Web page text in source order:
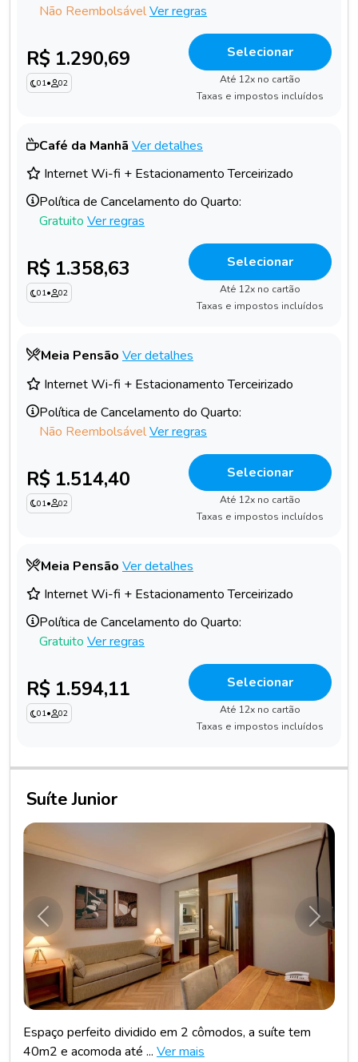
Não ReembolsávelVer regras
R$ 1.290,69
01• 02
Selecionar
Até 12x no cartão
Taxas e impostos incluídos
Café da Manhã Ver detalhes
Internet Wi-fi + Estacionamento Terceirizado
Política de Cancelamento do Quarto:
Gratuito Ver regras
R$ 1.358,63
01• 02
Selecionar
Até 12x no cartão
Taxas e impostos incluídos
Meia Pensão Ver detalhes
Internet Wi-fi + Estacionamento Terceirizado
Política de Cancelamento do Quarto:
Não ReembolsávelVer regras
R$ 1.514,40
01• 02
Selecionar
Até 12x no cartão
Taxas e impostos incluídos
Meia Pensão Ver detalhes
Internet Wi-fi + Estacionamento Terceirizado
Política de Cancelamento do Quarto:
Gratuito Ver regras
R$ 1.594,11
01• 02
Selecionar
Até 12x no cartão
Taxas e impostos incluídos
Suíte Junior
Anterior
Espaço perfeito dividido em 2 cômodos, a suíte tem
40m2 e acomoda até ... Ver mais